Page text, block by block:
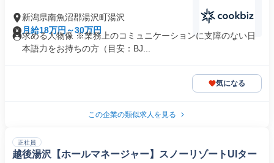
新潟県南魚沼郡湯沢町湯沢
月給18万円～30万円
求める人物像 ※業務上のコミュニケーションに支障のない日
本語力をお持ちの方（目安：BJ...
気になる
この企業の類似求人を見る
正社員
越後湯沢【ホールマネージャー】スノーリゾートUIター